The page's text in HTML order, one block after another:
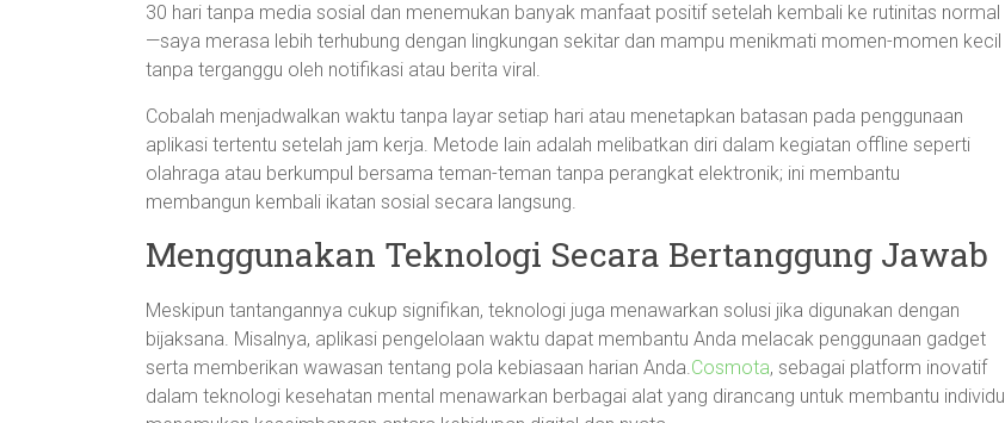
30 hari tanpa media sosial dan menemukan banyak manfaat positif setelah kembali ke rutinitas normal
—saya merasa lebih terhubung dengan lingkungan sekitar dan mampu menikmati momen-momen kecil
tanpa terganggu oleh notifikasi atau berita viral.
Cobalah menjadwalkan waktu tanpa layar setiap hari atau menetapkan batasan pada penggunaan
aplikasi tertentu setelah jam kerja. Metode lain adalah melibatkan diri dalam kegiatan offline seperti
olahraga atau berkumpul bersama teman-teman tanpa perangkat elektronik; ini membantu
membangun kembali ikatan sosial secara langsung.
Menggunakan Teknologi Secara Bertanggung Jawab
Meskipun tantangannya cukup signifikan, teknologi juga menawarkan solusi jika digunakan dengan
bijaksana. Misalnya, aplikasi pengelolaan waktu dapat membantu Anda melacak penggunaan gadget
serta memberikan wawasan tentang pola kebiasaan harian Anda.Cosmota, sebagai platform inovatif
dalam teknologi kesehatan mental menawarkan berbagai alat yang dirancang untuk membantu individu